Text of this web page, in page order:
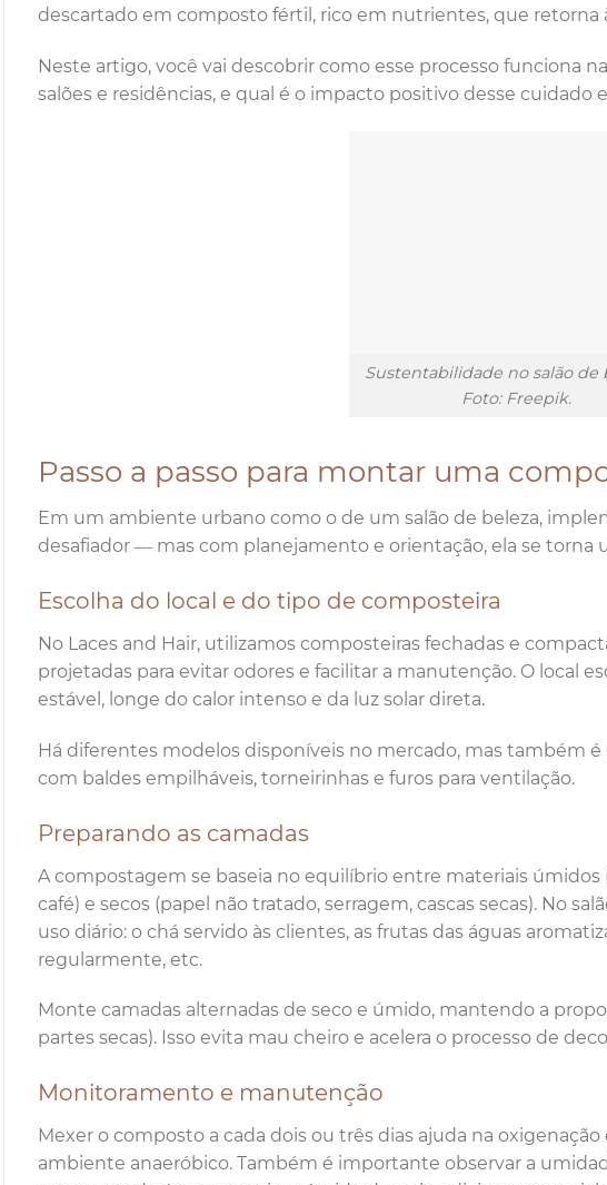
descartado em composto fértil, rico em nutrientes, que retorna
Neste artigo, você vai descobrir como esse processo funciona
salões e residências, e qual é o impacto positivo desse cuidado
Sustentabilidade no salão de
Foto: Freepik.
Passo a passo para montar uma
Em um ambiente urbano como o de um salão de beleza,
desafiador — mas com planejamento e orientação, ela se torna
Escolha do local e do tipo de composteira
No Laces and Hair, utilizamos composteiras fechadas e
projetadas para evitar odores e facilitar a manutenção. O local
estável, longe do calor intenso e da luz solar direta.
Há diferentes modelos disponíveis no mercado, mas também
com baldes empilháveis, torneirinhas e furos para ventilação.
Preparando as camadas
A compostagem se baseia no equilíbrio entre materiais úmidos
café) e secos (papel não tratado, serragem, cascas secas). No
uso diário: o chá servido às clientes, as frutas das águas
regularmente, etc.
Monte camadas alternadas de seco e úmido, mantendo a
partes secas). Isso evita mau cheiro e acelera o processo de
Monitoramento e manutenção
Mexer o composto a cada dois ou três dias ajuda na
ambiente anaeróbico. Também é importante observar a